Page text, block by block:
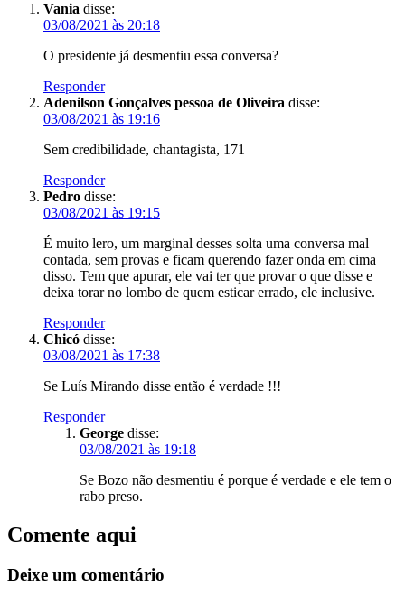
Vania disse:
03/08/2021 às 20:18
O presidente já desmentiu essa conversa?
Responder
Adenilson Gonçalves pessoa de Oliveira disse:
03/08/2021 às 19:16
Sem credibilidade, chantagista, 171
Responder
Pedro disse:
03/08/2021 às 19:15
É muito lero, um marginal desses solta uma conversa mal
contada, sem provas e ficam querendo fazer onda em cima
disso. Tem que apurar, ele vai ter que provar o que disse e
deixa torar no lombo de quem esticar errado, ele inclusive.
Responder
Chicó disse:
03/08/2021 às 17:38
Se Luís Mirando disse então é verdade !!!
Responder
George disse:
03/08/2021 às 19:18
Se Bozo não desmentiu é porque é verdade e ele tem o
rabo preso.
Comente aqui
Deixe um comentário